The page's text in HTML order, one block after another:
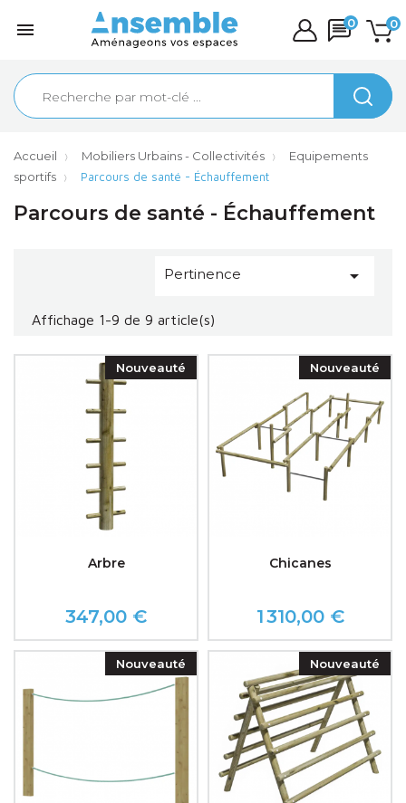
 0
0
Accueil Mobiliers Urbains - Collectivités
Equipements
sportifs
Parcours de santé - Échauffement
Parcours de santé - Échauffement
Pertinence 
Affichage 1-9 de 9 article(s)
Nouveauté
Arbre
Prix
347,00 €
Nouveauté
Chicanes
Prix
1 310,00 €
Nouveauté Nouveauté